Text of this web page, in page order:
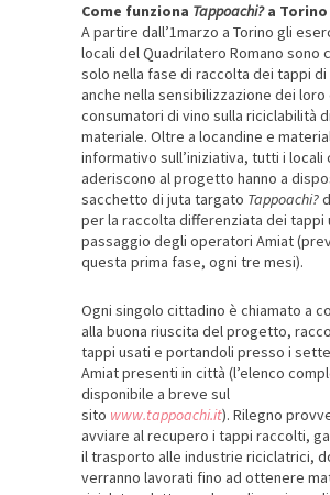
Come funziona Tappoachi?a Torino
A partire dall’1marzo a Torino gli
locali del Quadrilatero Romano sono
solo nella fase di raccolta dei tappi
anche nella sensibilizzazione dei loro
consumatori di vino sulla riciclabilità
materiale. Oltre a locandine e
informativo sull’iniziativa, tutti i locali
aderiscono al progetto hanno a
sacchetto di juta targato Tappoachi?
per la raccolta differenziata dei tappi
passaggio degli operatori Amiat
questa prima fase, ogni tre mesi).
Ogni singolo cittadino è chiamato a
alla buona riuscita del progetto,
tappi usati e portandoli presso i
Amiat presenti in città (l’elenco
disponibile a breve sul
sito www.tappoachi.it). Rilegno
avviare al recupero i tappi raccolti,
il trasporto alle industrie riciclatrici,
verranno lavorati fino ad ottenere